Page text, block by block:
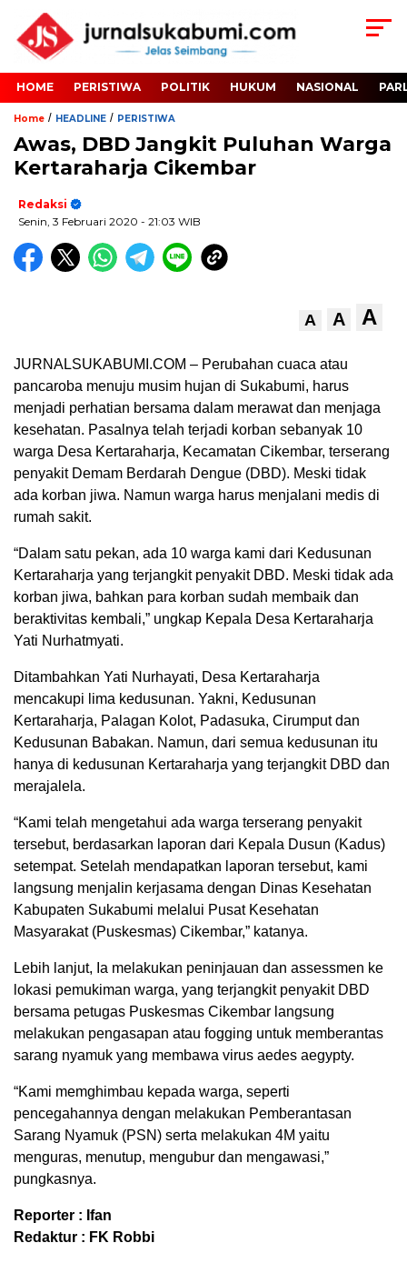
HOME PERISTIWA POLITIK HUKUM NASIONAL
Home / HEADLINE / PERISTIWA
Awas, DBD Jangkit Puluhan Warga
Kertaraharja Cikembar
Redaksi
Senin, 3 Februari 2020 - 21:03 WIB
A A A
JURNALSUKABUMI.COM – Perubahan cuaca atau
pancaroba menuju musim hujan di Sukabumi, harus
menjadi perhatian bersama dalam merawat dan menjaga
kesehatan. Pasalnya telah terjadi korban sebanyak 10
warga Desa Kertaraharja, Kecamatan Cikembar, terserang
penyakit Demam Berdarah Dengue (DBD). Meski tidak
ada korban jiwa. Namun warga harus menjalani medis di
rumah sakit.
“Dalam satu pekan, ada 10 warga kami dari Kedusunan
Kertaraharja yang terjangkit penyakit DBD. Meski tidak ada
korban jiwa, bahkan para korban sudah membaik dan
beraktivitas kembali,” ungkap Kepala Desa Kertaraharja
Yati Nurhatmyati.
Ditambahkan Yati Nurhayati, Desa Kertaraharja
mencakupi lima kedusunan. Yakni, Kedusunan
Kertaraharja, Palagan Kolot, Padasuka, Cirumput dan
Kedusunan Babakan. Namun, dari semua kedusunan itu
hanya di kedusunan Kertaraharja yang terjangkit DBD dan
merajalela.
“Kami telah mengetahui ada warga terserang penyakit
tersebut, berdasarkan laporan dari Kepala Dusun (Kadus)
setempat. Setelah mendapatkan laporan tersebut, kami
langsung menjalin kerjasama dengan Dinas Kesehatan
Kabupaten Sukabumi melalui Pusat Kesehatan
Masyarakat (Puskesmas) Cikembar,” katanya.
Lebih lanjut, Ia melakukan peninjauan dan assessmen ke
lokasi pemukiman warga, yang terjangkit penyakit DBD
bersama petugas Puskesmas Cikembar langsung
melakukan pengasapan atau fogging untuk memberantas
sarang nyamuk yang membawa virus aedes aegypty.
“Kami memghimbau kepada warga, seperti
pencegahannya dengan melakukan Pemberantasan
Sarang Nyamuk (PSN) serta melakukan 4M yaitu
menguras, menutup, mengubur dan mengawasi,”
pungkasnya.
Reporter : Ifan
Redaktur : FK Robbi